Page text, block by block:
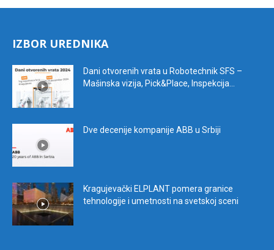
IZBOR UREDNIKA
Dani otvorenih vrata u Robotechnik SFS –
Mašinska vizija, Pick&Place, Inspekcija...
Dve decenije kompanije ABB u Srbiji
Kragujevački ELPLANT pomera granice
tehnologije i umetnosti na svetskoj sceni